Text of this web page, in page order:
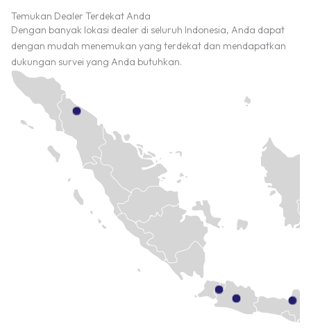
Temukan Dealer Terdekat Anda
Dengan banyak lokasi dealer di seluruh Indonesia, Anda dapat
dengan mudah menemukan yang terdekat dan mendapatkan
dukungan survei yang Anda butuhkan.